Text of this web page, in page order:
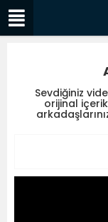
Sevdiğiniz
orijinal